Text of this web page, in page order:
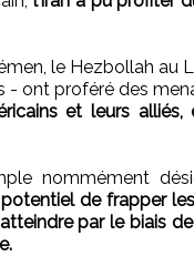
le Hezbollah au
- ont proféré des
et leurs
nommément
potentiel de frapper
par le biais